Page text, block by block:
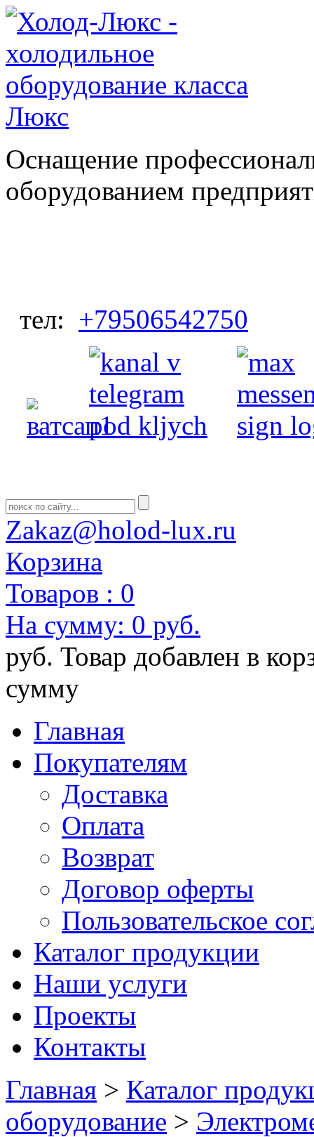
Оснащение
оборудованием
тел: +79506542750
Zakaz@holod-lux.ru
Корзина
Товаров : 0
На сумму: 0 руб.
руб. Товар добавлен в
сумму
Главная
Покупателям
Доставка
Оплата
Возврат
Договор оферты
Пользовательское
Каталог продукции
Наши услуги
Проекты
Контакты
Главная > Каталог
оборудование >